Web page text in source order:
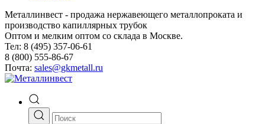
Металлинвест - продажа нержавеющего металлопроката и
производство капиллярных трубок
Оптом и мелким оптом со склада в Москве.
Тел: 8 (495) 357-06-61
8 (800) 555-86-67
Почта: sales@gkmetall.ru